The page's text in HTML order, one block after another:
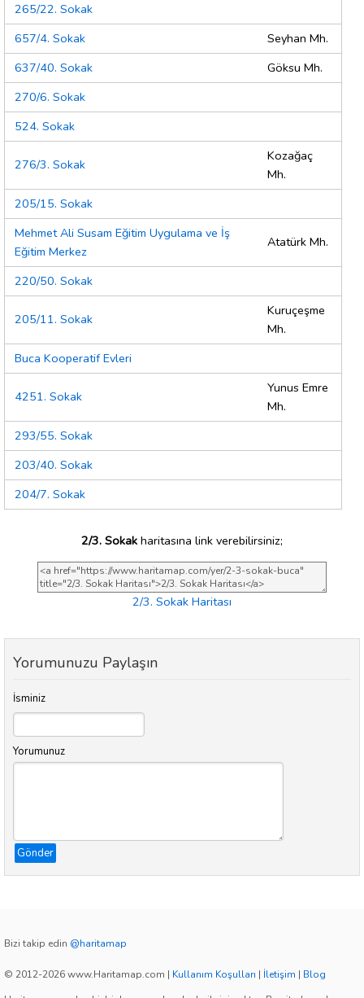
265/22. Sokak
657/4. Sokak
Seyhan Mh.
637/40. Sokak
Göksu Mh.
270/6. Sokak
524. Sokak
276/3. Sokak
Kozağaç
Mh.
205/15. Sokak
Mehmet Ali Susam Eğitim Uygulama ve İş
Eğitim Merkez
Atatürk Mh.
220/50. Sokak
205/11. Sokak
Kuruçeşme
Mh.
Buca Kooperatif Evleri
4251. Sokak
Yunus Emre
Mh.
293/55. Sokak
203/40. Sokak
204/7. Sokak
2/3. Sokak haritasına link verebilirsiniz;
2/3. Sokak Haritası
Yorumunuzu Paylaşın
İsminiz
Yorumunuz
Gönder
Bizi takip edin @haritamap
© 2012-2026 www.Haritamap.com | Kullanım Koşulları | İletişim | Blog